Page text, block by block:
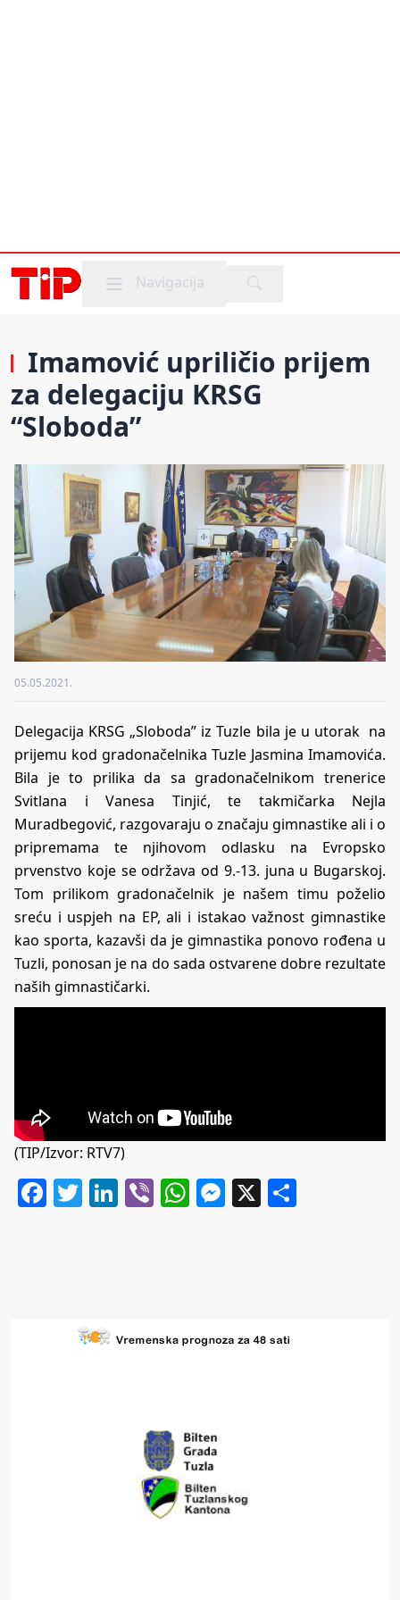
Mobile menu
Navigacija
Imamović upriličio prijem
za delegaciju KRSG
“Sloboda”
05.05.2021.
Delegacija KRSG „Sloboda” iz Tuzle bila je u utorak na
prijemu kod gradonačelnika Tuzle Jasmina Imamovića.
Bila je to prilika da sa gradonačelnikom trenerice
Svitlana i Vanesa Tinjić, te takmičarka Nejla
Muradbegović, razgovaraju o značaju gimnastike ali i o
pripremama te njihovom odlasku na Evropsko
prvenstvo koje se održava od 9.-13. juna u Bugarskoj.
Tom prilikom gradonačelnik je našem timu poželio
sreću i uspjeh na EP, ali i istakao važnost gimnastike
kao sporta, kazavši da je gimnastika ponovo rođena u
Tuzli, ponosan je na do sada ostvarene dobre rezultate
naših gimnastičarki.
(TIP/Izvor: RTV7)
Facebook
Twitter
LinkedIn
ViberWhatsApp
Messenger
X